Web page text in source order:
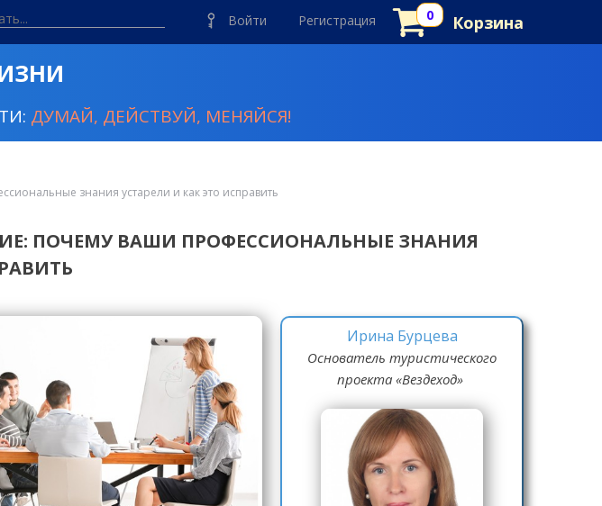
Войти Регистрация Корзина
ДУМАЙ, ДЕЙСТВУЙ, МЕНЯЙСЯ!
знания устарели и как это исправить
ПОЧЕМУ ВАШИ ПРОФЕССИОНАЛЬНЫЕ ЗНАНИЯ
Ирина Бурцева
Основатель туристического
проекта «Вездеход»